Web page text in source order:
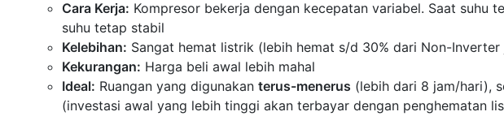
Cara Kerja: Kompresor bekerja dengan kecepatan variabel. Saat
suhu tetap stabil
Kelebihan: Sangat hemat listrik (lebih hemat s/d 30% dari Non-
Kekurangan: Harga beli awal lebih mahal
Ideal: Ruangan yang digunakan terus-menerus (lebih dari 8 jam/hari),
(investasi awal yang lebih tinggi akan terbayar dengan penghematan